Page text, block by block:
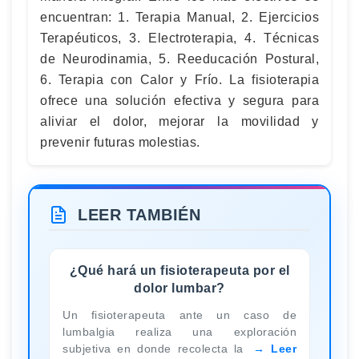
encuentran: 1. Terapia Manual, 2. Ejercicios
Terapéuticos, 3. Electroterapia, 4. Técnicas
de Neurodinamia, 5. Reeducación Postural,
6. Terapia con Calor y Frío. La fisioterapia
ofrece una solución efectiva y segura para
aliviar el dolor, mejorar la movilidad y
prevenir futuras molestias.
LEER TAMBIÉN
¿Qué hará un fisioterapeuta por el
dolor lumbar?
Un fisioterapeuta ante un caso de
lumbalgia realiza una exploración
subjetiva en donde recolecta la
Leer